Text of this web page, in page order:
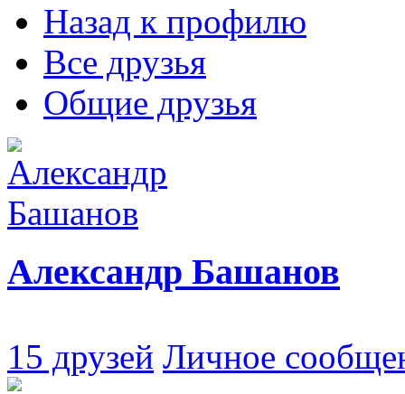
Назад к профилю
Все друзья
Общие друзья
Александр Башанов
15 друзей Личное